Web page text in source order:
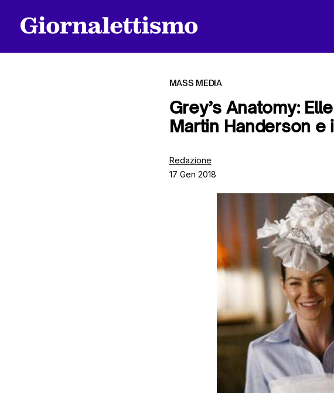
MASS MEDIA
Grey’s Anatomy:
Martin Handerson
Redazione
17 Gen 2018